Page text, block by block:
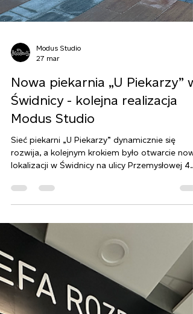
Modus Studio
Nowa piekarnia „U Piekarzy” w
Świdnicy - kolejna realizacja
Sieć piekarni „U Piekarzy” dynamicznie się
rozwija, a kolejnym krokiem było otwarcie
Modus Studio miało przyjemność ponownie
uczestniczyć w tym procesie, odpowiadając za